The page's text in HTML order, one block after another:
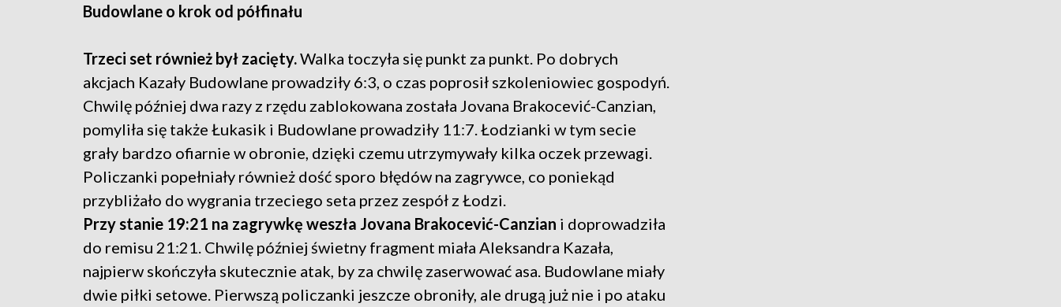
Budowlane o krok od półfinału
Trzeci set również był zacięty.Walka toczyła się punkt za punkt. Po dobrych
akcjach Kazały Budowlane prowadziły 6:3, o czas poprosił szkoleniowiec gospodyń.
Chwilę później dwa razy z rzędu zablokowana została Jovana Brakocević-Canzian,
pomyliła się także Łukasik i Budowlane prowadziły 11:7. Łodzianki w tym secie
grały bardzo ofiarnie w obronie, dzięki czemu utrzymywały kilka oczek przewagi.
Policzanki popełniały również dość sporo błędów na zagrywce, co poniekąd
przybliżało do wygrania trzeciego seta przez zespół z Łodzi.
Przy stanie 19:21 na zagrywkę weszła Jovana Brakocević-Canzian i doprowadziła
do remisu 21:21. Chwilę później świetny fragment miała Aleksandra Kazała,
najpierw skończyła skutecznie atak, by za chwilę zaserwować asa. Budowlane miały
dwie piłki setowe. Pierwszą policzanki jeszcze obroniły, ale drugą już nie i po ataku